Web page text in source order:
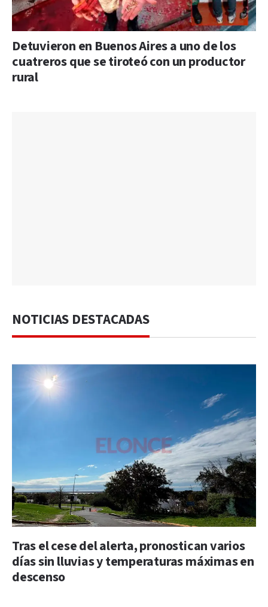
Detuvieron en Buenos Aires a uno de los
cuatreros que se tiroteó con un productor
rural
NOTICIAS DESTACADAS
Tras el cese del alerta, pronostican varios
días sin lluvias y temperaturas máximas en
descenso